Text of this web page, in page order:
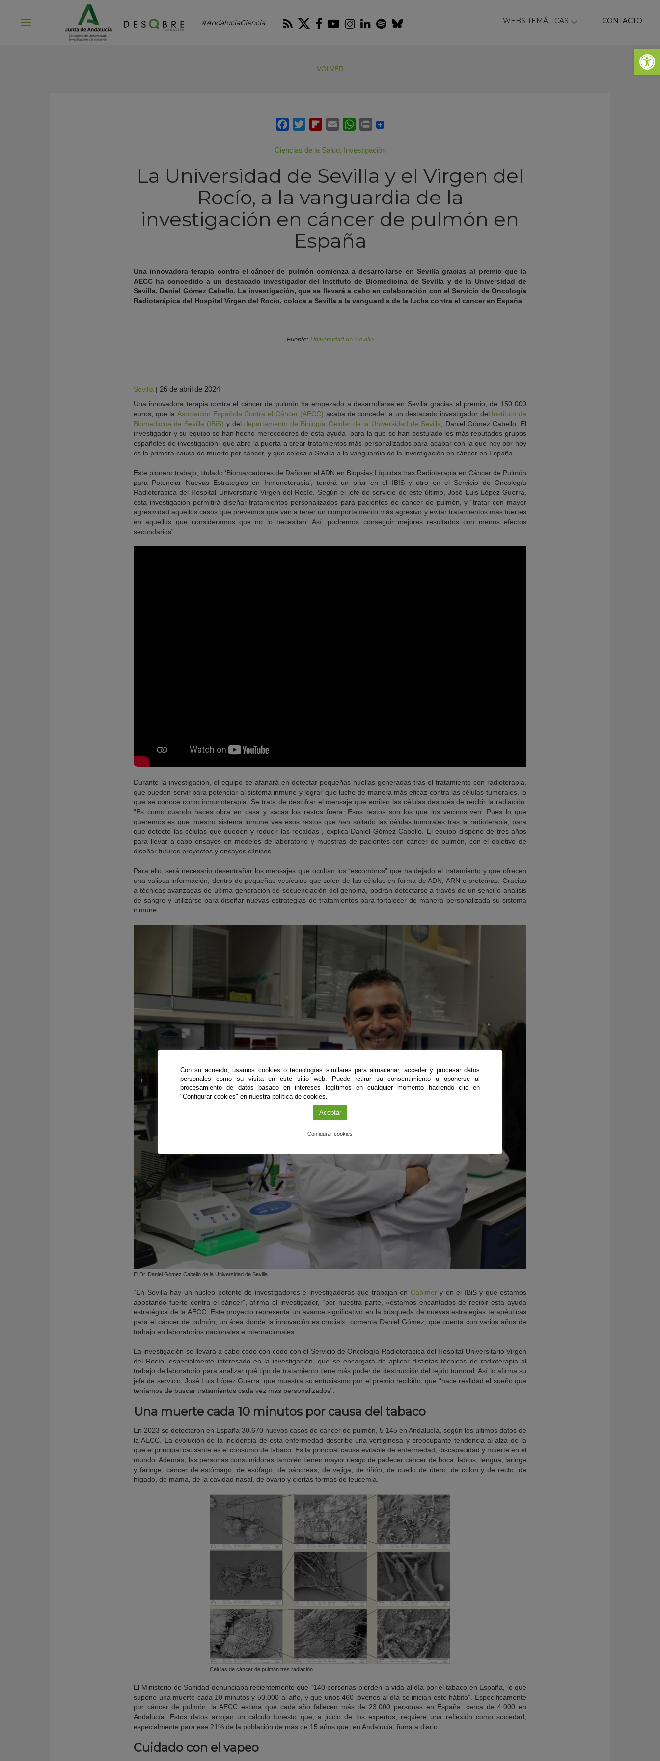
Abrir
#AndalucíaCiencia RSS Twitter
Facebook
Youtube
Instagram
LinkedIn
Spotify
Bluesky WEBS TEMÁTICAS CONTACTO
VOLVER
Ciencias de la Salud, Investigación
La Universidad de Sevilla y el Virgen del
Rocío, a la vanguardia de la
investigación en cáncer de pulmón en
España
Una innovadora terapia contra el cáncer de pulmón comienza a desarrollarse en Sevilla gracias al premio que la
AECC ha concedido a un destacado investigador del Instituto de Biomedicina de Sevilla y de la Universidad de
Sevilla, Daniel Gómez Cabello. La investigación, que se llevará a cabo en colaboración con el Servicio de Oncología
Radioterápica del Hospital Virgen del Rocío, coloca a Sevilla a la vanguardia de la lucha contra el cáncer en España.
Fuente: Universidad de Sevilla
Sevilla | 26 de abril de 2024
Una innovadora terapia contra el cáncer de pulmón ha empezado a desarrollarse en Sevilla gracias al premio, de 150 000
euros, que la Asociación Española Contra el Cáncer (AECC) acaba de conceder a un destacado investigador del Instituto de
Biomedicina de Sevilla (IBiS) y deldepartamento de Biología Celular de la Universidad de Sevilla , Daniel Gómez Cabello. El
investigador y su equipo se han hecho merecedores de esta ayuda -para la que se han postulado los más reputados grupos
españoles de investigación- que abre la puerta a crear tratamientos más personalizados para acabar con la que hoy por hoy
es la primera causa de muerte por cáncer, y que coloca a Sevilla a la vanguardia de la investigación en cáncer en España.
Este pionero trabajo, titulado ‘Biomarcadores de Daño en el ADN en Biopsias Líquidas tras Radioterapia en Cáncer de Pulmón
para Potenciar Nuevas Estrategias en Inmunoterapia’, tendrá un pilar en el IBIS y otro en el Servicio de Oncología
Radioterápica del Hospital Universitario Virgen del Rocío. Según el jefe de servicio de este último, José Luis López Guerra,
esta investigación permitirá diseñar tratamientos personalizados para pacientes de cáncer de pulmón, y “tratar con mayor
agresividad aquellos casos que prevemos que van a tener un comportamiento más agresivo y evitar tratamientos más fuertes
en aquellos que consideramos que no lo necesitan. Así, podremos conseguir mejores resultados con menos efectos
secundarios”.
Durante la investigación, el equipo se afanará en detectar pequeñas huellas generadas tras el tratamiento con radioterapia,
que pueden servir para potenciar al sistema inmune y lograr que luche de manera más eficaz contra las células tumorales, lo
que se conoce como inmunoterapia. Se trata de descifrar el mensaje que emiten las células después de recibir la radiación.
“Es como cuando haces obra en casa y sacas los restos fuera. Esos restos son los que los vecinos ven. Pues lo que
queremos es que nuestro sistema inmune vea esos restos que han soltado las células tumorales tras la radioterapia, para
que detecte las células que queden y reducir las recaídas”, explica Daniel Gómez Cabello. El equipo dispone de tres años
para llevar a cabo ensayos en modelos de laboratorio y muestras de pacientes con cáncer de pulmón, con el objetivo de
diseñar futuros proyectos y ensayos clínicos.
Para ello, será necesario desentrañar los mensajes que ocultan los “escombros” que ha dejado el tratamiento y que ofrecen
una valiosa información, dentro de pequeñas vesículas que salen de las células en forma de ADN, ARN o proteínas. Gracias
a técnicas avanzadas de última generación de secuenciación del genoma, podrán detectarse a través de un sencillo análisis
de sangre y utilizarse para diseñar nuevas estrategias de tratamientos para fortalecer de manera personalizada su sistema
inmune.
El Dr. Daniel Gómez Cabello de la Universidad de Sevilla.
“En Sevilla hay un núcleo potente de investigadores e investigadoras que trabajan en Cabimery en el IBiS y que estamos
apostando fuerte contra el cáncer”, afirma el investigador, “por nuestra parte, «estamos encantados de recibir esta ayuda
estratégica de la AECC. Este proyecto representa un avance significativo en la búsqueda de nuevas estrategias terapéuticas
para el cáncer de pulmón, un área donde la innovación es crucial», comenta Daniel Gómez, que cuenta con varios años de
trabajo en laboratorios nacionales e internacionales.
La investigación se llevará a cabo codo con codo con el Servicio de Oncología Radioterápica del Hospital Universitario Virgen
del Rocío, especialmente interesado en la investigación, que se encargará de aplicar distintas técnicas de radioterapia al
trabajo de laboratorio para analizar qué tipo de tratamiento tiene más poder de destrucción del tejido tumoral. Así lo afirma su
jefe de servicio, José Luis López Guerra, que muestra su entusiasmo por el premio recibido, que “hace realidad el sueño que
teníamos de buscar tratamientos cada vez más personalizados”.
Una muerte cada 10 minutos por causa del tabaco
En 2023 se detectaron en España 30.670 nuevos casos de cáncer de pulmón, 5 145 en Andalucía, según los últimos datos de
la AECC. La evolución de la incidencia de esta enfermedad describe una vertiginosa y preocupante tendencia al alza de la
que el principal causante es el consumo de tabaco. Es la principal causa evitable de enfermedad, discapacidad y muerte en el
mundo. Además, las personas consumidoras también tienen mayor riesgo de padecer cáncer de boca, labios, lengua, laringe
y faringe, cáncer de estómago, de esófago, de páncreas, de vejiga, de riñón, de cuello de útero, de colon y de recto, de
hígado, de mama, de la cavidad nasal, de ovario y ciertas formas de leucemia.
Células de cáncer de pulmón tras radiación.
El Ministerio de Sanidad denunciaba recientemente que “140 personas pierden la vida al día por el tabaco en España, lo que
supone una muerte cada 10 minutos y 50.000 al año, y que unos 460 jóvenes al día se inician este hábito”. Específicamente
por cáncer de pulmón, la AECC estima que cada año fallecen más de 23.000 personas en España, cerca de 4.000 en
Andalucía. Estos datos arrojan un cálculo funesto que, a juicio de los expertos, requiere una reflexión como sociedad,
especialmente para ese 21% de la población de más de 15 años que, en Andalucía, fuma a diario.
Cuidado con el vapeo
Con su acuerdo, usamos cookies o tecnologías similares para almacenar, acceder y procesar datos
personales como su visita en este sitio web. Puede retirar su consentimiento u oponerse al
procesamiento de datos basado en intereses legítimos en cualquier momento haciendo clic en
"Configurar cookies" en nuestra política de cookies.
Aceptar
Configurar cookies